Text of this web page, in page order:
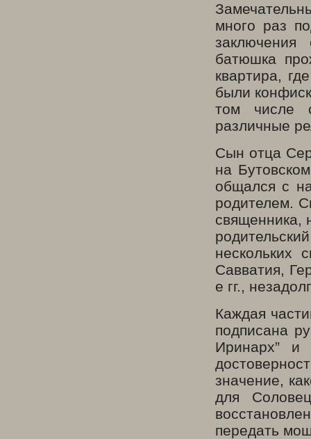
много раз
батюшка
квартира,
были
том числе
различные
Сын отца
на
общался с
родителем.
священника,
нескольких
Савватия,
е гг.,
Каждая
подписана
Иринарх” и
значение,
для
передать